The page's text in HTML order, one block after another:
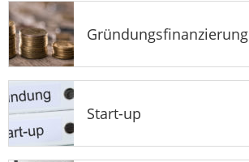
Gründungsfinanzierung
Start-up